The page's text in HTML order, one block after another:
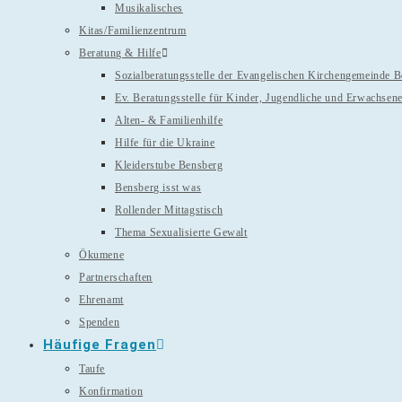
Musikalisches
Kitas/Familienzentrum
Beratung & Hilfe
Sozialberatungsstelle der Evangelischen Kirchengemeinde
Ev. Beratungsstelle für Kinder, Jugendliche und Erwachsene
Alten- & Familienhilfe
Hilfe für die Ukraine
Kleiderstube Bensberg
Bensberg isst was
Rollender Mittagstisch
Thema Sexualisierte Gewalt
Ökumene
Partnerschaften
Ehrenamt
Spenden
Häufige Fragen
Taufe
Konfirmation